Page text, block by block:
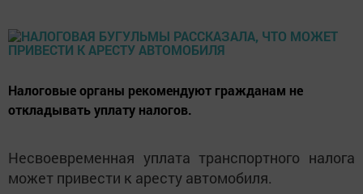
Налоговые органы рекомендуют гражданам не
откладывать уплату налогов.
Несвоевременная уплата транспортного налога
может привести к аресту автомобиля.